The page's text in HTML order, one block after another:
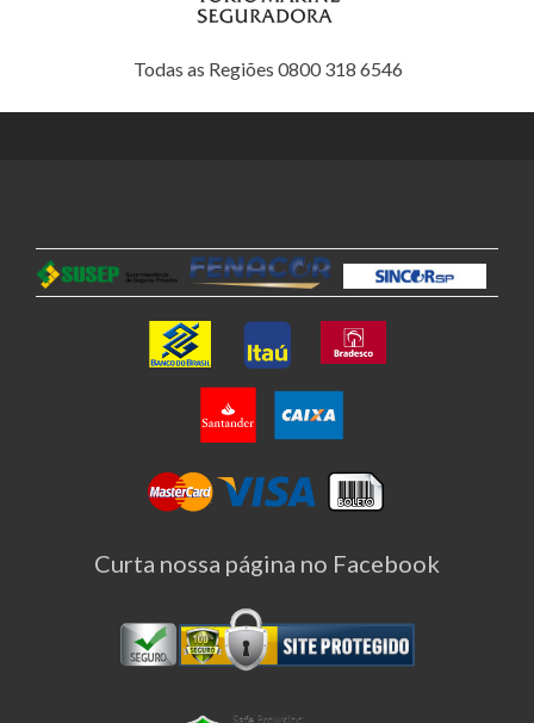
Todas as Regiões 0800 318 6546
Curta nossa página no Facebook